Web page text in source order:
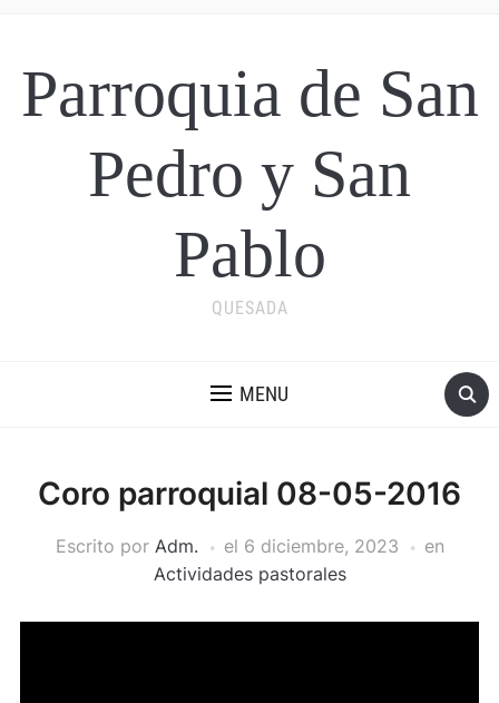
Parroquia de San
Pedro y San
Pablo
QUESADA
MENU
Coro parroquial 08-05-2016
Escrito por Adm. el 6 diciembre, 2023
en
Actividades pastorales